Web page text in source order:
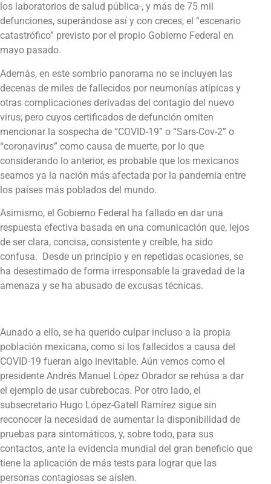
los laboratorios de salud pública-, y más de 75 mil
defunciones, superándose así y con creces, el “escenario
catastrófico” previsto por el propio Gobierno Federal en
mayo pasado.
Además, en este sombrío panorama no se incluyen las
decenas de miles de fallecidos por neumonías atípicas y
otras complicaciones derivadas del contagio del nuevo
virus; pero cuyos certificados de defunción omiten
mencionar la sospecha de “COVID-19” o “Sars-Cov-2” o
“coronavirus” como causa de muerte, por lo que
considerando lo anterior, es probable que los mexicanos
seamos ya la nación más afectada por la pandemia entre
los países más poblados del mundo.
Asimismo, el Gobierno Federal ha fallado en dar una
respuesta efectiva basada en una comunicación que, lejos
de ser clara, concisa, consistente y creíble, ha sido
confusa. Desde un principio y en repetidas ocasiones, se
ha desestimado de forma irresponsable la gravedad de la
amenaza y se ha abusado de excusas técnicas.
Aunado a ello, se ha querido culpar incluso a la propia
población mexicana, como si los fallecidos a causa del
COVID-19 fueran algo inevitable. Aún vemos como el
presidente Andrés Manuel López Obrador se rehúsa a dar
el ejemplo de usar cubrebocas. Por otro lado, el
subsecretario Hugo López-Gatell Ramírez sigue sin
reconocer la necesidad de aumentar la disponibilidad de
pruebas para sintomáticos, y, sobre todo, para sus
contactos, ante la evidencia mundial del gran beneficio que
tiene la aplicación de más tests para lograr que las
personas contagiosas se aíslen.